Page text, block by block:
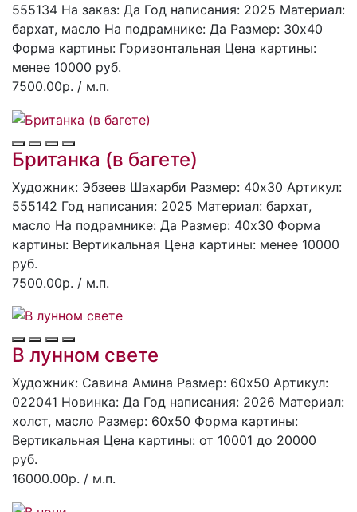
555134 Ha заказ: Дa Год написания: 2025 Материал:
бархат, масло На подрамнике: Да Размер: 30х40
Форма картины: Горизонтальная Цена картины:
менее 10000 руб.
7500.00р. / м.п.
Британка (в багете)
Художник: Эбзеев Шахарби Размер: 40x30 Артикул:
555142 Год написания: 2025 Материал: бархат,
масло На подрамнике: Да Размер: 40х30 Форма
картины: Вертикальная Цена картины: менее 10000
руб.
7500.00р. / м.п.
В лунном свете
Художник: Савина Амина Размер: 60x50 Артикул:
022041 Hoвинка: Да Год написания: 2026 Материал:
холст, масло Размер: 60х50 Форма картины:
Вертикальная Цена картины: от 10001 до 20000
руб.
16000.00р. / м.п.